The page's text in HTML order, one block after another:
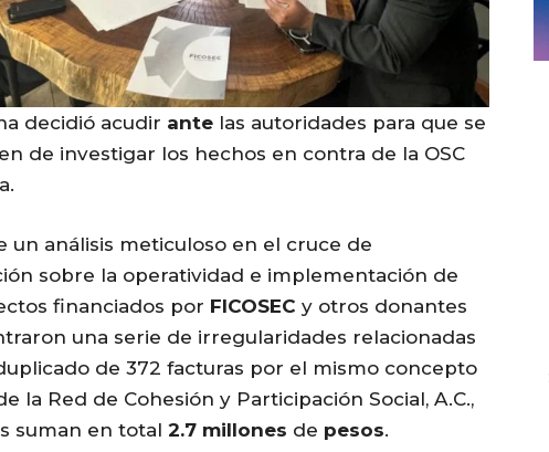
decidió acudir ante las autoridades para que se
de investigar los hechos en contra de la OSC
un análisis meticuloso en el cruce de
sobre la operatividad e implementación de
financiados por FICOSEC y otros donantes
una serie de irregularidades relacionadas
de 372 facturas por el mismo concepto
la Red de Cohesión y Participación Social, A.C.,
suman en total 2.7 millones de pesos.